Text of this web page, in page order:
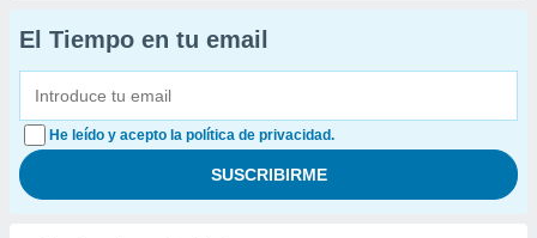
El Tiempo en tu email
He leído y acepto la política de privacidad.